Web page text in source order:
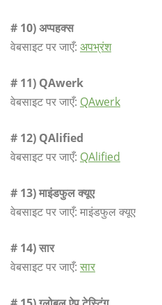
# 10) अप्पहक्स
वेबसाइट पर जाएँ: अपभ्रंश
# 11) QAwerk
वेबसाइट पर जाएँ: QAwerk
# 12) QAlified
वेबसाइट पर जाएँ: QAlified
# 13) माइंडफुल क्यूए
वेबसाइट पर जाएँ: माइंडफुल क्यूए
# 14) सार
वेबसाइट पर जाएँ: सार